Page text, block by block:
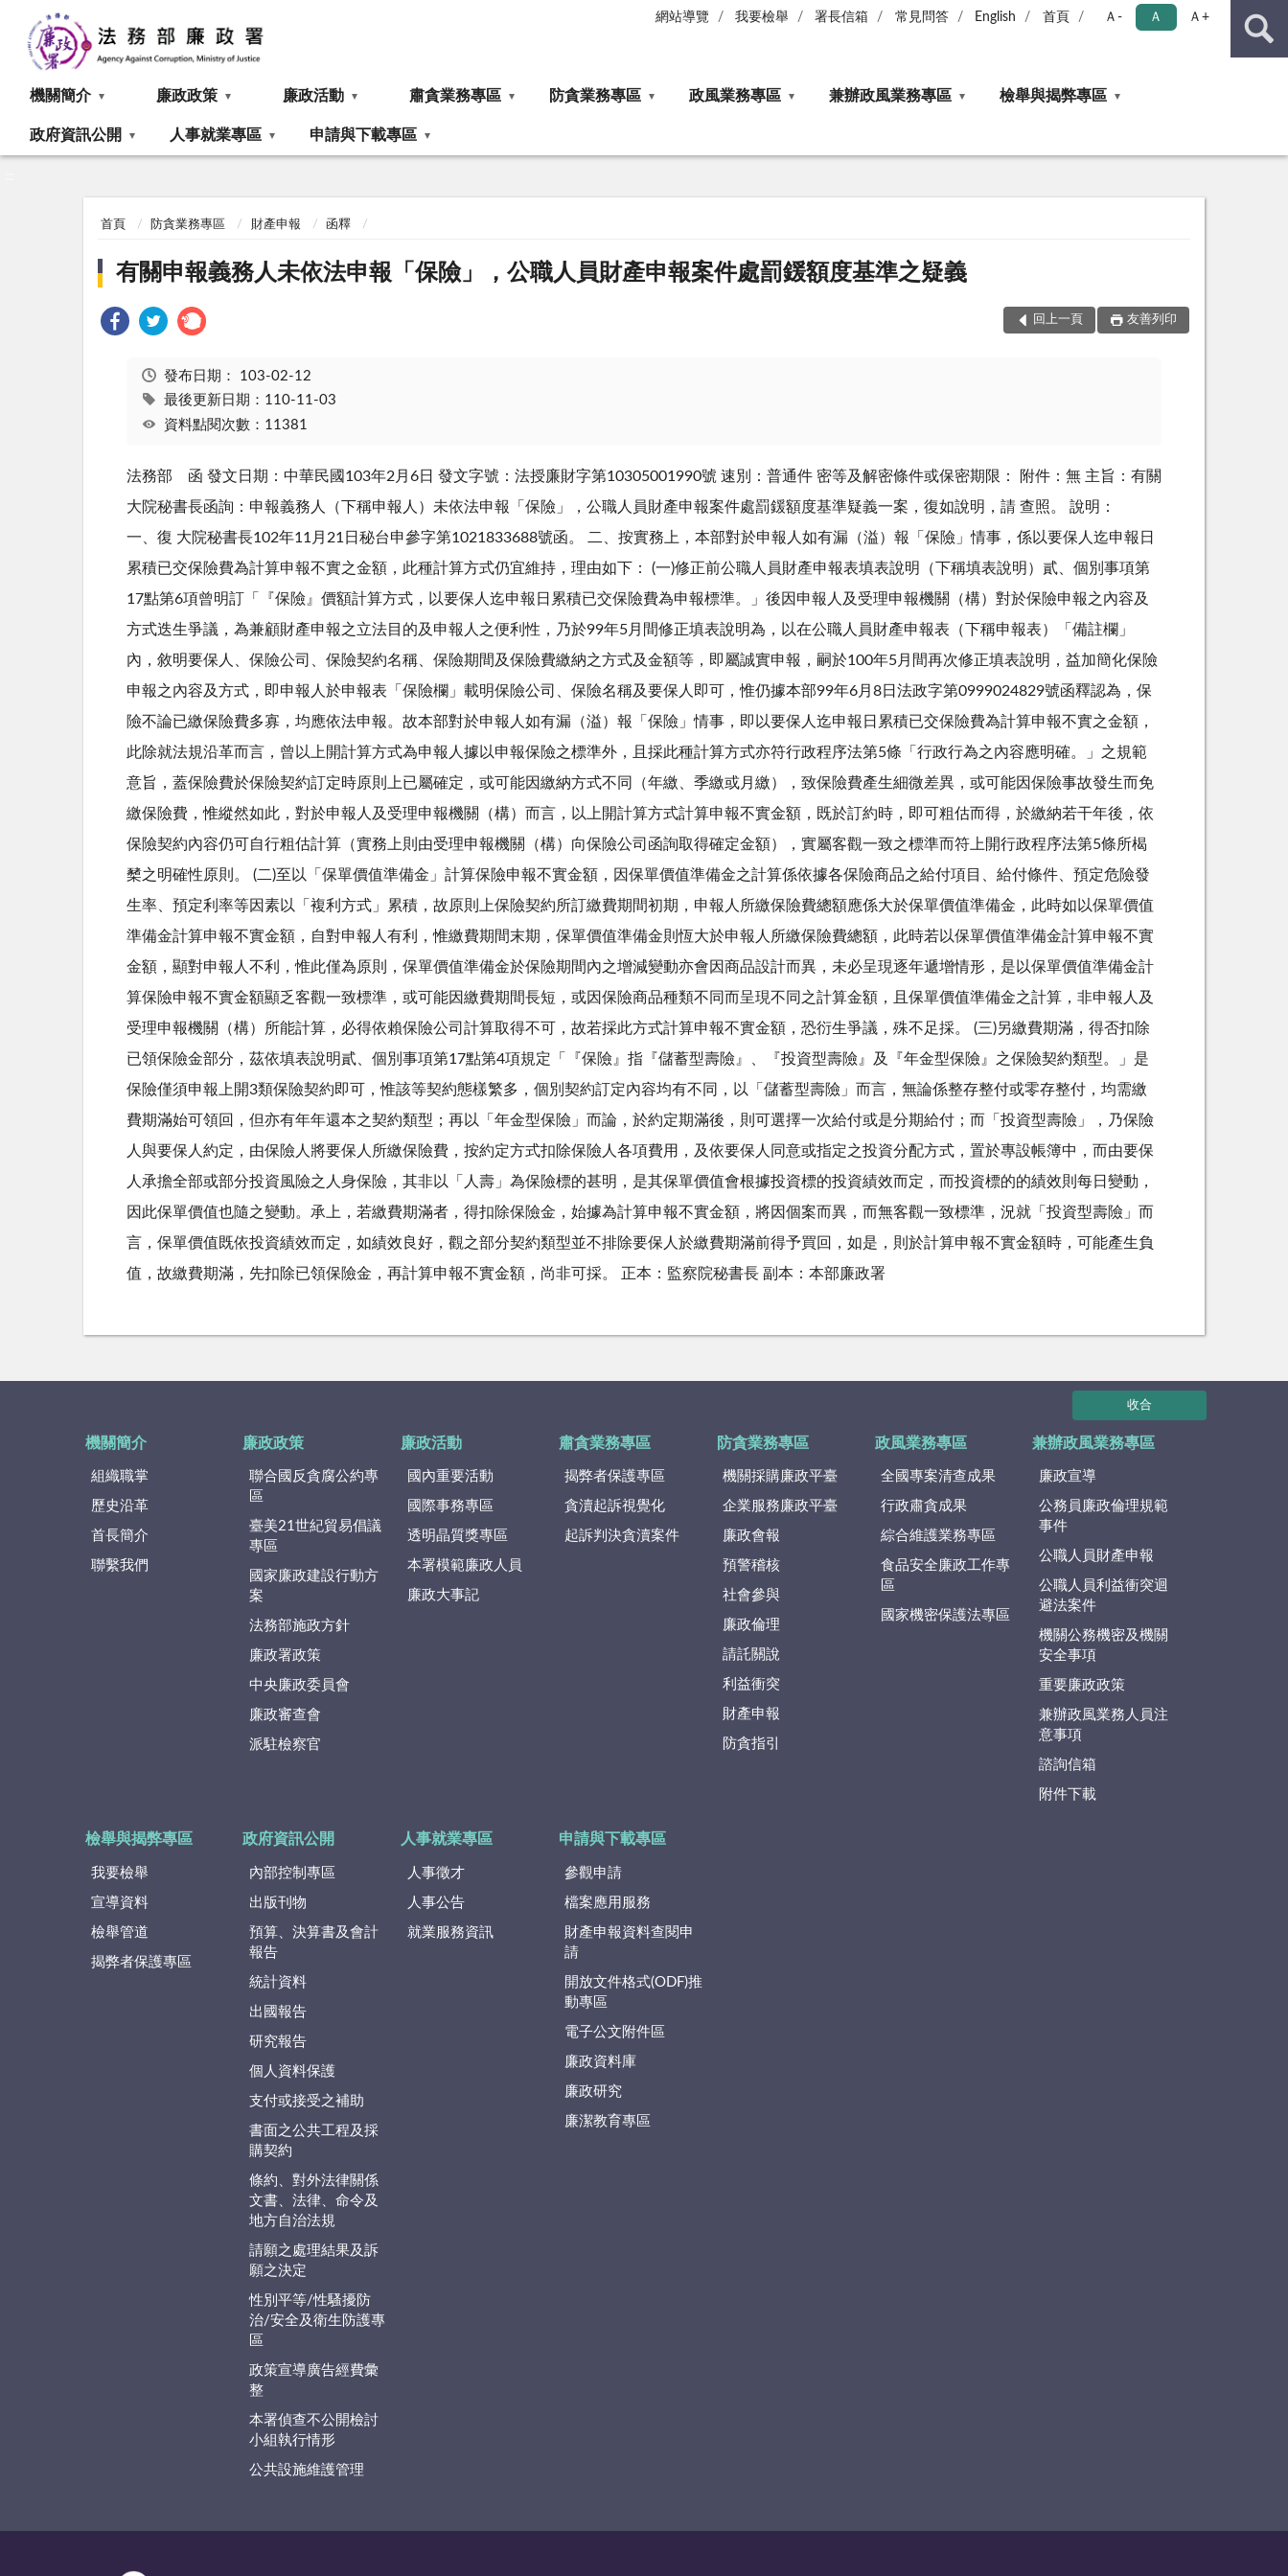
網站導覽 我要檢舉 署長信箱 常見問答 English 首頁 Ａ- Ａ Ａ+
機關簡介 廉政政策 廉政活動 肅貪業務專區 防貪業務專區 政風業務專區 兼辦政風業務專區 檢舉與揭弊專區
政府資訊公開 人事就業專區 申請與下載專區
首頁 防貪業務專區 財產申報 函釋
有關申報義務人未依法申報「保險」，公職人員財產申報案件處罰鍰額度基準之疑義
回上一頁 友善列印
發布日期： 103-02-12
最後更新日期：110-11-03
資料點閱次數：11381
法務部 函 發文日期：中華民國103年2月6日 發文字號：法授廉財字第10305001990號 速別：普通件 密等及解密條件或保密期限： 附件：無 主旨：有關
大院秘書長函詢：申報義務人（下稱申報人）未依法申報「保險」，公職人員財產申報案件處罰鍰額度基準疑義一案，復如說明，請 查照。 說明：
一、復 大院秘書長102年11月21日秘台申參字第1021833688號函。 二、按實務上，本部對於申報人如有漏（溢）報「保險」情事，係以要保人迄申報日
累積已交保險費為計算申報不實之金額，此種計算方式仍宜維持，理由如下： (一)修正前公職人員財產申報表填表說明（下稱填表說明）貳、個別事項第
17點第6項曾明訂「『保險』價額計算方式，以要保人迄申報日累積已交保險費為申報標準。」後因申報人及受理申報機關（構）對於保險申報之內容及
方式迭生爭議，為兼顧財產申報之立法目的及申報人之便利性，乃於99年5月間修正填表說明為，以在公職人員財產申報表（下稱申報表）「備註欄」
內，敘明要保人、保險公司、保險契約名稱、保險期間及保險費繳納之方式及金額等，即屬誠實申報，嗣於100年5月間再次修正填表說明，益加簡化保險
申報之內容及方式，即申報人於申報表「保險欄」載明保險公司、保險名稱及要保人即可，惟仍據本部99年6月8日法政字第0999024829號函釋認為，保
險不論已繳保險費多寡，均應依法申報。故本部對於申報人如有漏（溢）報「保險」情事，即以要保人迄申報日累積已交保險費為計算申報不實之金額，
此除就法規沿革而言，曾以上開計算方式為申報人據以申報保險之標準外，且採此種計算方式亦符行政程序法第5條「行政行為之內容應明確。」之規範
意旨，蓋保險費於保險契約訂定時原則上已屬確定，或可能因繳納方式不同（年繳、季繳或月繳），致保險費產生細微差異，或可能因保險事故發生而免
繳保險費，惟縱然如此，對於申報人及受理申報機關（構）而言，以上開計算方式計算申報不實金額，既於訂約時，即可粗估而得，於繳納若干年後，依
保險契約內容仍可自行粗估計算（實務上則由受理申報機關（構）向保險公司函詢取得確定金額），實屬客觀一致之標準而符上開行政程序法第5條所楬
櫫之明確性原則。 (二)至以「保單價值準備金」計算保險申報不實金額，因保單價值準備金之計算係依據各保險商品之給付項目、給付條件、預定危險發
生率、預定利率等因素以「複利方式」累積，故原則上保險契約所訂繳費期間初期，申報人所繳保險費總額應係大於保單價值準備金，此時如以保單價值
準備金計算申報不實金額，自對申報人有利，惟繳費期間末期，保單價值準備金則恆大於申報人所繳保險費總額，此時若以保單價值準備金計算申報不實
金額，顯對申報人不利，惟此僅為原則，保單價值準備金於保險期間內之增減變動亦會因商品設計而異，未必呈現逐年遞增情形，是以保單價值準備金計
算保險申報不實金額顯乏客觀一致標準，或可能因繳費期間長短，或因保險商品種類不同而呈現不同之計算金額，且保單價值準備金之計算，非申報人及
受理申報機關（構）所能計算，必得依賴保險公司計算取得不可，故若採此方式計算申報不實金額，恐衍生爭議，殊不足採。 (三)另繳費期滿，得否扣除
已領保險金部分，茲依填表說明貳、個別事項第17點第4項規定「『保險』指『儲蓄型壽險』、『投資型壽險』及『年金型保險』之保險契約類型。」是
保險僅須申報上開3類保險契約即可，惟該等契約態樣繁多，個別契約訂定內容均有不同，以「儲蓄型壽險」而言，無論係整存整付或零存整付，均需繳
費期滿始可領回，但亦有年年還本之契約類型；再以「年金型保險」而論，於約定期滿後，則可選擇一次給付或是分期給付；而「投資型壽險」，乃保險
人與要保人約定，由保險人將要保人所繳保險費，按約定方式扣除保險人各項費用，及依要保人同意或指定之投資分配方式，置於專設帳簿中，而由要保
人承擔全部或部分投資風險之人身保險，其非以「人壽」為保險標的甚明，是其保單價值會根據投資標的投資績效而定，而投資標的的績效則每日變動，
因此保單價值也隨之變動。承上，若繳費期滿者，得扣除保險金，始據為計算申報不實金額，將因個案而異，而無客觀一致標準，況就「投資型壽險」而
言，保單價值既依投資績效而定，如績效良好，觀之部分契約類型並不排除要保人於繳費期滿前得予買回，如是，則於計算申報不實金額時，可能產生負
值，故繳費期滿，先扣除已領保險金，再計算申報不實金額，尚非可採。 正本：監察院秘書長 副本：本部廉政署
收合
機關簡介
組織職掌
歷史沿革
首長簡介
聯繫我們
廉政政策
聯合國反貪腐公約專
區
臺美21世紀貿易倡議
專區
國家廉政建設行動方
案
法務部施政方針
廉政署政策
中央廉政委員會
廉政審查會
派駐檢察官
廉政活動
國內重要活動
國際事務專區
透明晶質獎專區
本署模範廉政人員
廉政大事記
肅貪業務專區
揭弊者保護專區
貪瀆起訴視覺化
起訴判決貪瀆案件
防貪業務專區
機關採購廉政平臺
企業服務廉政平臺
廉政會報
預警稽核
社會參與
廉政倫理
請託關說
利益衝突
財產申報
防貪指引
政風業務專區
全國專案清查成果
行政肅貪成果
綜合維護業務專區
食品安全廉政工作專
區
國家機密保護法專區
兼辦政風業務專區
廉政宣導
公務員廉政倫理規範
事件
公職人員財產申報
公職人員利益衝突迴
避法案件
機關公務機密及機關
安全事項
重要廉政政策
兼辦政風業務人員注
意事項
諮詢信箱
附件下載
檢舉與揭弊專區
我要檢舉
宣導資料
檢舉管道
揭弊者保護專區
政府資訊公開
內部控制專區
出版刊物
預算、決算書及會計
報告
統計資料
出國報告
研究報告
個人資料保護
支付或接受之補助
書面之公共工程及採
購契約
條約、對外法律關係
文書、法律、命令及
地方自治法規
請願之處理結果及訴
願之決定
性別平等/性騷擾防
治/安全及衛生防護專
區
政策宣導廣告經費彙
整
本署偵查不公開檢討
小組執行情形
公共設施維護管理
人事就業專區
人事徵才
人事公告
就業服務資訊
申請與下載專區
參觀申請
檔案應用服務
財產申報資料查閱申
請
開放文件格式(ODF)推
動專區
電子公文附件區
廉政資料庫
廉政研究
廉潔教育專區